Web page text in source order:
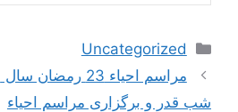
دسته‌ها
Uncategorized
ناوبری
نوشته‌ها
شب قدر و برگزاری مراسم احیاء